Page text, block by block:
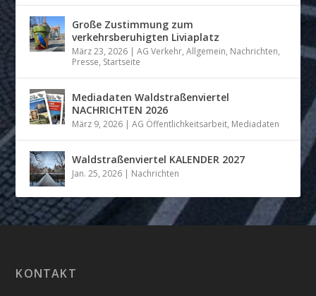
Große Zustimmung zum
verkehrsberuhigten Liviaplatz
März 23, 2026 |AG Verkehr,Allgemein, Nachrichten,
Presse, Startseite
Mediadaten Waldstraßenviertel
NACHRICHTEN 2026
März 9, 2026 |AG Öffentlichkeitsarbeit, Mediadaten
Waldstraßenviertel KALENDER 2027
Jan. 25, 2026 | Nachrichten
KONTAKT